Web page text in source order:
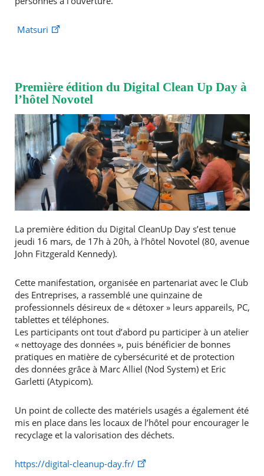
Matsuri
Première édition du Digital Clean Up Day à
l’hôtel Novotel
La première édition du Digital CleanUp Day s’est tenue
jeudi 16 mars, de 17h à 20h, à l’hôtel Novotel (80, avenue
John Fitzgerald Kennedy).
Cette manifestation, organisée en partenariat avec le Club
des Entreprises, a rassemblé une quinzaine de
professionnels désireux de « détoxer » leurs appareils, PC,
tablettes et téléphones.
Les participants ont tout d’abord pu participer à un atelier
« nettoyage des données », puis bénéficier de bonnes
pratiques en matière de cybersécurité et de protection
des données grâce à Marc Alliel (Nod System) et Eric
Garletti (Atypicom).
Un point de collecte des matériels usagés a également été
mis en place dans les locaux de l’hôtel pour encourager le
recyclage et la valorisation des déchets.
https://digital-cleanup-day.fr/